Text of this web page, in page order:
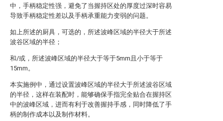
中，手柄稳定性强，避免了当握持区处的厚度过深时容易
导致手柄稳定性差以及手柄承重能力变弱的问题。
如上所述的厨具，可选的，所述波峰区域的半径大于所述
波谷区域的半径；
和/或，所述波峰区域的半径大于等于5mm且小于等于
15mm。
本实施例中，通过设置波峰区域的半径大于所述波谷区域
的半径，这样在装配时，能够确保手指完全贴合在握持区
中的波峰区域，进而有利于改善握持手感，同时降低了手
柄的制作成本以及制作材料。